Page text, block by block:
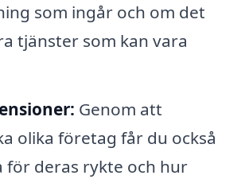
som ingår och om det
tjänster som kan vara
Genom att
olika företag får du också
för deras rykte och hur